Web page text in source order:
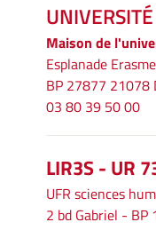
Maison de
Esplanade Erasme
BP 27877 21078
03 80 39 50 00
LIR3S - UR
UFR sciences
2 bd Gabriel - BP